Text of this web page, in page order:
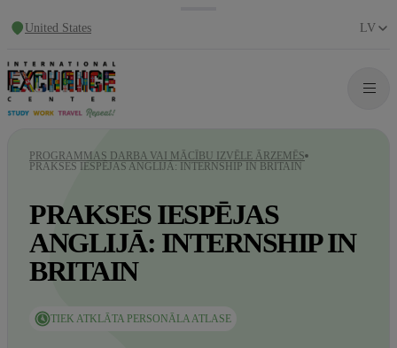
United States LV
PROGRAMMAS DARBA VAI MĀCĪBU IZVĒLE ĀRZEMĒS
PRAKSES IESPĒJAS ANGLIJĀ: INTERNSHIP IN BRITAIN
PRAKSES IESPĒJAS
ANGLIJĀ: INTERNSHIP IN
BRITAIN
TIEK ATKLĀTA PERSONĀLA ATLASE